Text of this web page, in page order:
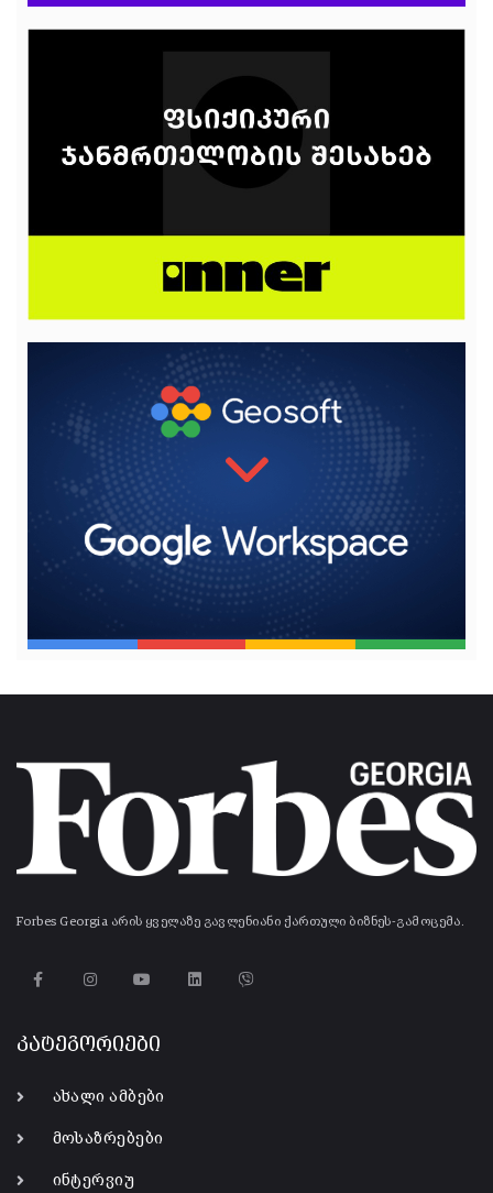
Forbes Georgia არის ყველაზე გავლენიანი ქართული ბიზნეს-გამოცემა.
კატეგორიები
ახალი ამბები
მოსაზრებები
ინტერვიუ